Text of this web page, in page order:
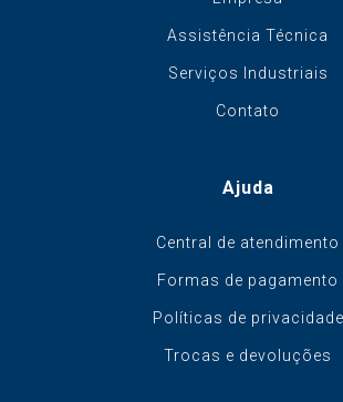
Assistência Técnica
Serviços Industriais
Contato
Ajuda
Central de atendimento
Formas de pagamento
Políticas de privacidade
Trocas e devoluções